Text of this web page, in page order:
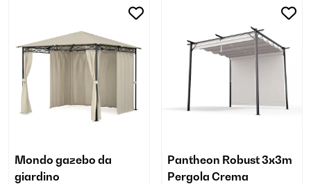
Mondo gazebo da
giardino
Pantheon Robust 3x3m
Pergola Crema